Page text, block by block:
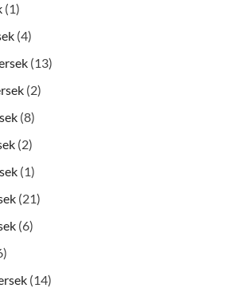
(1)
(4)
(13)
(2)
(8)
(2)
(1)
(21)
(6)
(14)